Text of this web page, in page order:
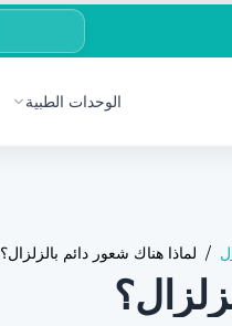
الوحدات الطبية
/ لماذا هناك شعور دائم بالزلزال؟